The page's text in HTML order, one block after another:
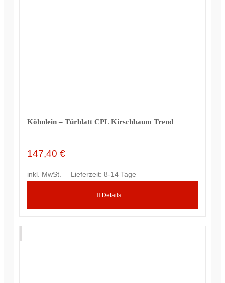
Köhnlein – Türblatt CPL Kirschbaum Trend
147,40 €
inkl. MwSt. Lieferzeit: 8-14 Tage
Details